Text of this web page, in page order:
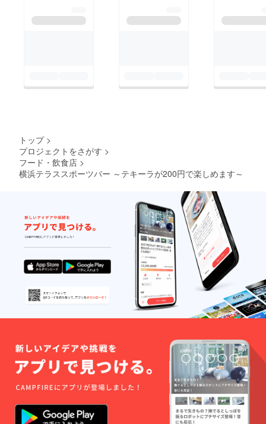
トップ >
プロジェクトをさがす >
フード・飲食店 >
横浜テラススポーツバー ～テキーラが200円で楽しめます～